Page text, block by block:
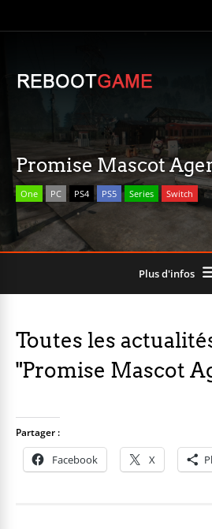
Promise Mascot
One PC PS4 PS5 Series Switch
Plus d'infos
Toutes les
"Promise Mascot
Partager :
Facebook X